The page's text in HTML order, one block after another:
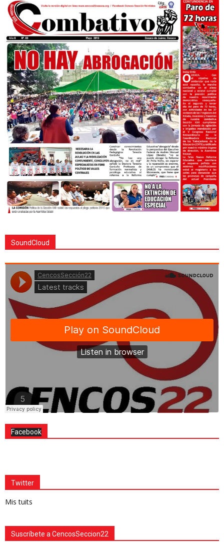
SoundCloud
Facebook
Twitter
Mis tuits
Suscríbete a CencosSeccion22